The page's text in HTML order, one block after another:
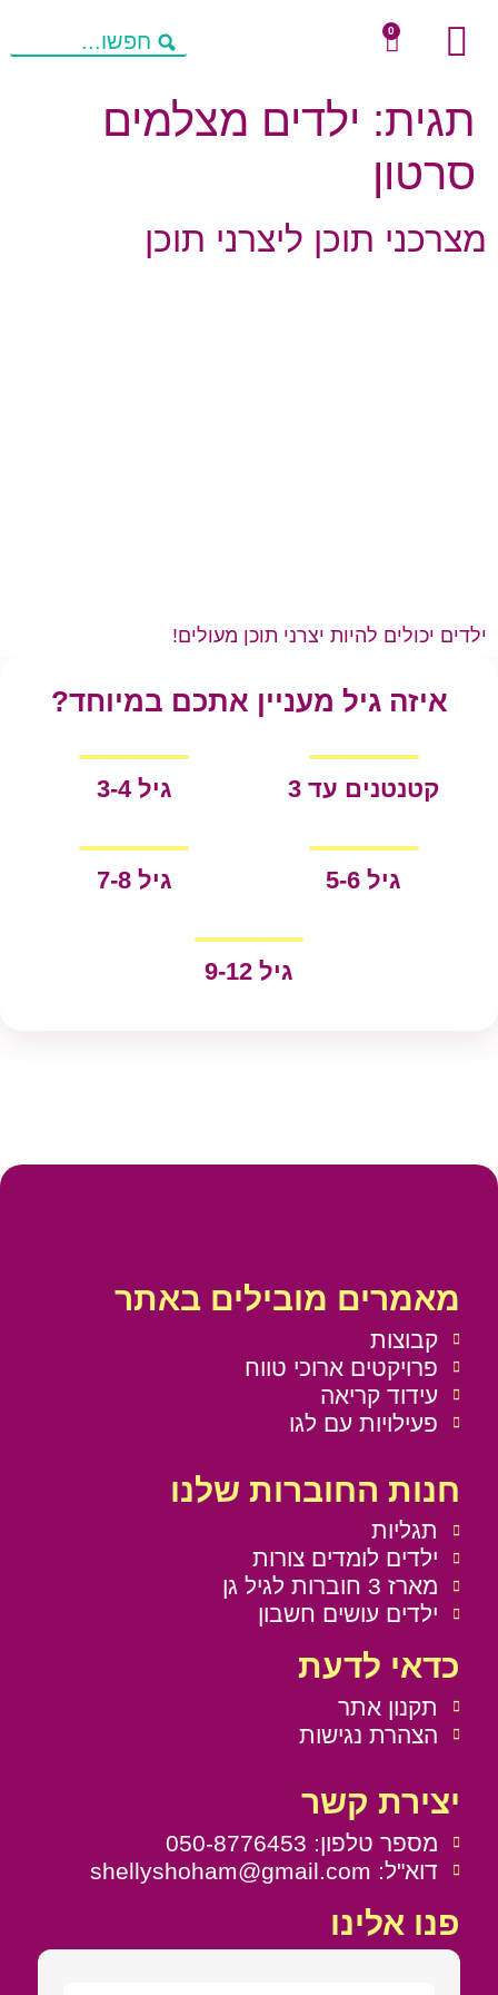
0
תגית: ילדים מצלמים
סרטון
מצרכני תוכן ליצרני תוכן
ילדים יכולים להיות יצרני תוכן מעולים!
איזה גיל מעניין אתכם במיוחד?
קטנטנים עד 3 גיל 3-4
גיל 5-6 גיל 7-8
גיל 9-12
מאמרים מובילים באתר
קבוצות
פרויקטים ארוכי טווח
עידוד קריאה
פעילויות עם לגו
חנות החוברות שלנו
תגליות
ילדים לומדים צורות
מארז 3 חוברות לגיל גן
ילדים עושים חשבון
כדאי לדעת
תקנון אתר
הצהרת נגישות
יצירת קשר
מספר טלפון: 050-8776453
דוא"ל: shellyshoham@gmail.com
פנו אלינו